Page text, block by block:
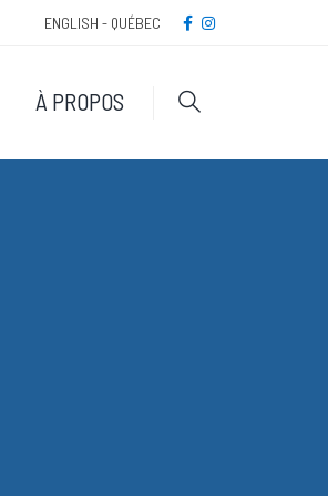
Méta
ENGLISH - QUÉBEC FACEBOOK
INSTAGRAM
À PROPOS